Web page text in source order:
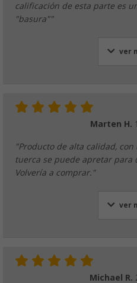
calificación de esta parte es
"basura""
ver
Marten H.
"Producto de alta calidad,
tuerca se puede apretar para
Volvería a comprar."
ver
Michael R.